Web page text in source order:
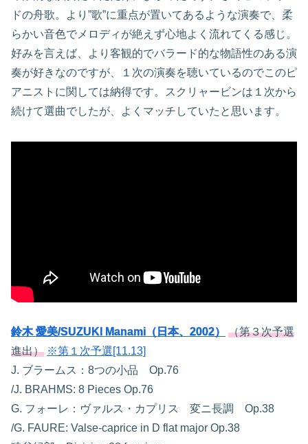
ドの舟歌。より”歌”に重点が置いてあるような演奏で、柔
らかい音色でメロディが絶えず心地よく流れてくる感じ。
好みを言えば、より客観的でバラード的な物語性のある演
奏が好きなのですが、１次の演奏を聴いているのでこのピ
アニストに関しては納得です。スクリャービンは１次から
続けて選曲でしたが、よくマッチしていたと思います。
鈴木 愛美/SUZUKI Manami（日本、2002）
（第３次予選
進出） ※第１次予選[11.13]
J. ブラームス：8つの小品 Op.76
/J. BRAHMS: 8 Pieces Op.76
G. フォーレ：ヴァルス・カプリス 変ニ長調 Op.38
/G. FAURE: Valse-caprice in D flat major Op.38